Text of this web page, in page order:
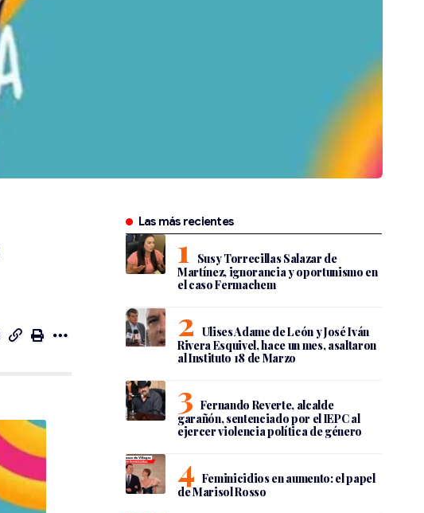
Las más recientes
Susy Torrecillas Salazar de
Martínez, ignorancia y oportunismo en
el caso Fermachem
Ulises Adame de León y José Iván
Rivera Esquivel, hace un mes, asaltaron
al Instituto 18 de Marzo
Fernando Reverte, alcalde
garañón, sentenciado por el IEPC al
ejercer violencia política de género
Feminicidios en aumento: el papel
de Marisol Rosso